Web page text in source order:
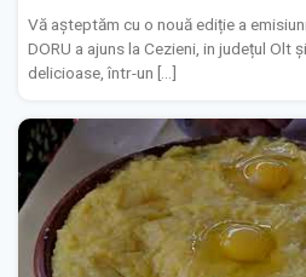
Vă așteptăm cu o nouă ediție a
DORU a ajuns la Cezieni, in județul Olt
delicioase, într-un […]